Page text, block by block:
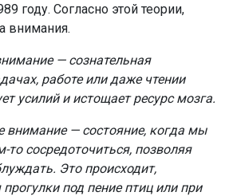
году. Согласно этой теории,
внимания.
— сознательная
работе или даже чтении
усилий и истощает ресурс мозга.
— состояние, когда мы
то сосредоточиться, позволяя
Это происходит,
под пение птиц или при